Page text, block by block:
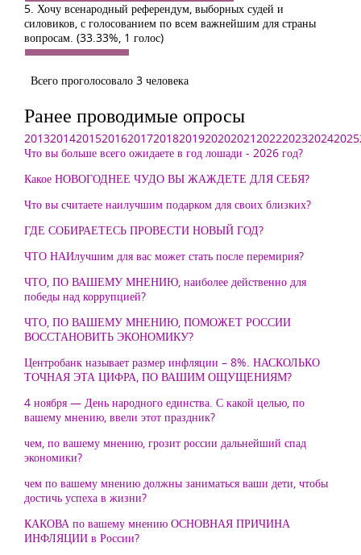
5. Хочу всенародный референдум, выборных судей и
силовиков, с голосованием по всем важнейшим для страны
вопросам. (33.33%, 1 голос)
Всего проголосовало 3 человека
Ранее проводимые опросы
2013201420152016201720182019202020212022202320242025
Что вы больше всего ожидаете в год лошади - 2026 год?
Какое НОВОГОДНЕЕ ЧУДО ВЫ ЖАЖДЕТЕ ДЛЯ СЕБЯ?
Что вы считаете наилучшим подарком для своих близких?
ГДЕ СОБИРАЕТЕСЬ ПРОВЕСТИ НОВЫЙ ГОД?
ЧТО НАИлучшим для вас может стать после перемирия?
ЧТО, ПО ВАШЕМУ МНЕНИЮ, наиболее действенно для
победы над коррупцией?
ЧТО, ПО ВАШЕМУ МНЕНИЮ, ПОМОЖЕТ РОССИИ
ВОССТАНОВИТЬ ЭКОНОМИКУ?
Центробанк называет размер инфляции – 8%. НАСКОЛЬКО
ТОЧНАЯ ЭТА ЦИФРА, ПО ВАШИМ ОЩУЩЕНИЯМ?
4 ноября — День народного единства. С какой целью, по
вашему мнению, ввели этот праздник?
чем, по вашему мнению, грозит россии дальнейший спад
экономики?
чем по вашему мнению должны заниматься ваши дети, чтобы
достичь успеха в жизни?
КАКОВА по вашему мнению ОСНОВНАЯ ПРИЧИНА
ИНФЛЯЦИИ в России?